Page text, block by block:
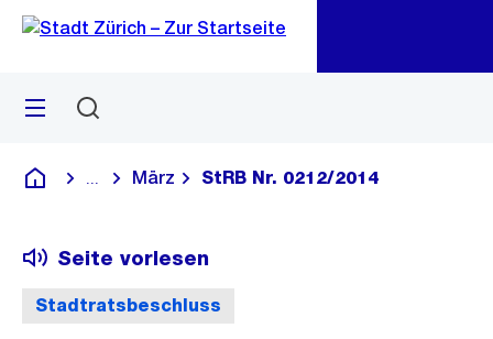
Navigation
Sprunglink
Menü
Deutsch
Blende alle Breadcrumbs ein
März StRB Nr. 0212/2014
Stadtratsbeschluss
Seite vorlesen